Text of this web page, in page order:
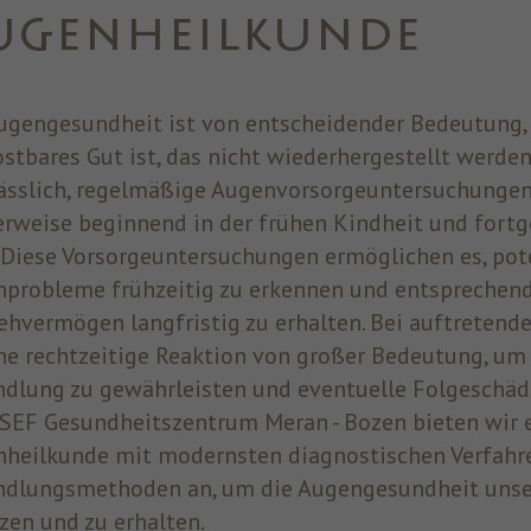
ist von entscheidender
Gut ist, das nicht wiederhergestellt
regelmäßige
beginnend in der frühen Kindheit und
Vorsorgeuntersuchungen ermöglichen es,
frühzeitig zu erkennen und
langfristig zu erhalten. Bei
rechtzeitige Reaktion von großer Bedeutung,
zu gewährleisten und eventuelle
Gesundheitszentrum Meran - Bozen bieten
mit modernsten diagnostischen
an, um die Augengesundheit
und zu erhalten.
Zweck
oder auf einer digitalen Plattform, die von
Facebook-Werbung unterstützt wird, Werbung
Name fr
Anbieter Facebook
Laufzeit 3 Monate
Zweck
Facebook setzt dieses Cookie, um den Nutzern
relevante Werbung zu zeigen, indem es das
Nutzerverhalten im gesamten Web auf Websites
verfolgt, die über das Facebook-Pixel oder das
Facebook Social Plugin verfügen.